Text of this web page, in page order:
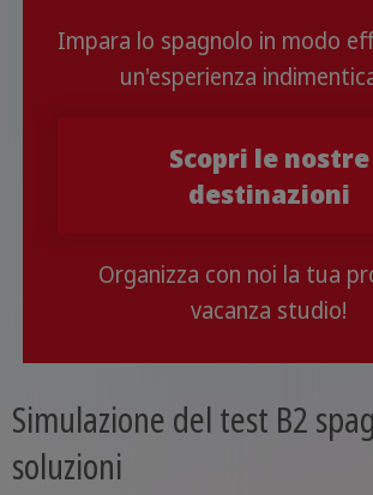
Impara lo spagnolo in modo
un'esperienza
Scopri le nostre
destinazioni
Organizza con noi la tua
vacanza studio!
Simulazione del test B2
soluzioni